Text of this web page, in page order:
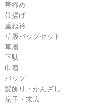
帯締め
帯揚げ
重ね衿
草履バッグセット
草履
下駄
巾着
バッグ
髪飾り・かんざし
扇子・末広